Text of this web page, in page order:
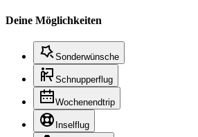
Deine Möglichkeiten
Sonderwünsche
Schnupperflug
Wochenendtrip
Inselflug